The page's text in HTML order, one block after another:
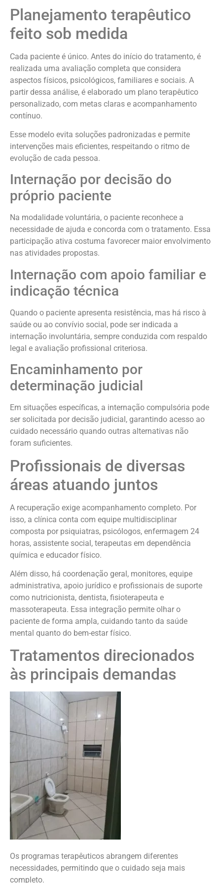
Planejamento terapêutico
feito sob medida
Cada paciente é único. Antes do início do tratamento, é
realizada uma avaliação completa que considera
aspectos físicos, psicológicos, familiares e sociais. A
partir dessa análise, é elaborado um plano terapêutico
personalizado, com metas claras e acompanhamento
contínuo.
Esse modelo evita soluções padronizadas e permite
intervenções mais eficientes, respeitando o ritmo de
evolução de cada pessoa.
Internação por decisão do
próprio paciente
Na modalidade voluntária, o paciente reconhece a
necessidade de ajuda e concorda com o tratamento. Essa
participação ativa costuma favorecer maior envolvimento
nas atividades propostas.
Internação com apoio familiar e
indicação técnica
Quando o paciente apresenta resistência, mas há risco à
saúde ou ao convívio social, pode ser indicada a
internação involuntária, sempre conduzida com respaldo
legal e avaliação profissional criteriosa.
Encaminhamento por
determinação judicial
Em situações específicas, a internação compulsória pode
ser solicitada por decisão judicial, garantindo acesso ao
cuidado necessário quando outras alternativas não
foram suficientes.
Profissionais de diversas
áreas atuando juntos
A recuperação exige acompanhamento completo. Por
isso, a clínica conta com equipe multidisciplinar
composta por psiquiatras, psicólogos, enfermagem 24
horas, assistente social, terapeutas em dependência
química e educador físico.
Além disso, há coordenação geral, monitores, equipe
administrativa, apoio jurídico e profissionais de suporte
como nutricionista, dentista, fisioterapeuta e
massoterapeuta. Essa integração permite olhar o
paciente de forma ampla, cuidando tanto da saúde
mental quanto do bem-estar físico.
Tratamentos direcionados
às principais demandas
Os programas terapêuticos abrangem diferentes
necessidades, permitindo que o cuidado seja mais
completo.